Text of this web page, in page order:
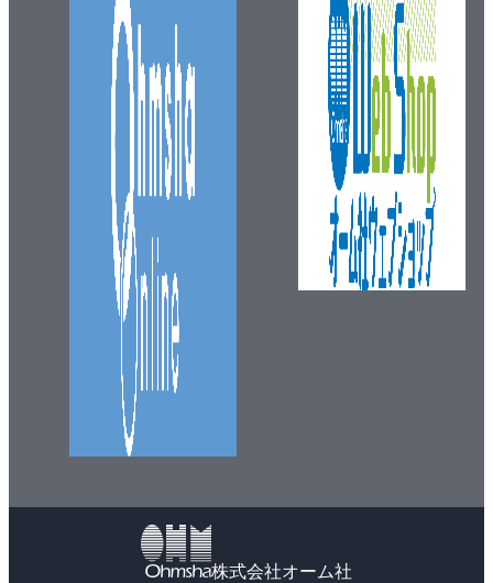
株式会社オーム社